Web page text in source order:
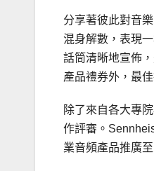
分享著彼此對音
混身解數，表現
話筒清晰地宣佈
產品禮券外，最
除了來自各大專
作評審。
業音頻產品推廣